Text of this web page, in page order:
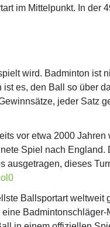
im Mittelpunkt. In der
wird. Badminton ist
es, den Ball so über
jeder Satz
vor etwa 2000
Spiel nach
dieses
Ballsportart weltweit